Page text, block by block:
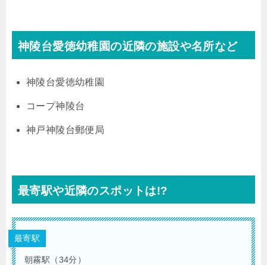
神陵台愛徳幼稚園の近隣の施設や名所など
神陵台愛徳幼稚園
コープ神陵台
神戸神陵台郵便局
最寄駅や近隣のスポットは!?
最寄駅
朝霧駅（34分）